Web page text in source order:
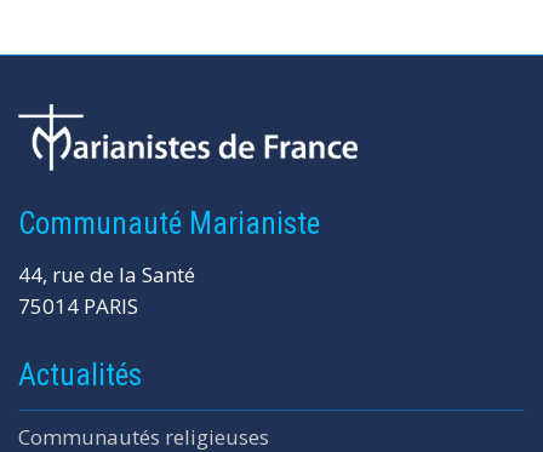
Communauté Marianiste
44, rue de la Santé
75014 PARIS
Actualités
Communautés religieuses